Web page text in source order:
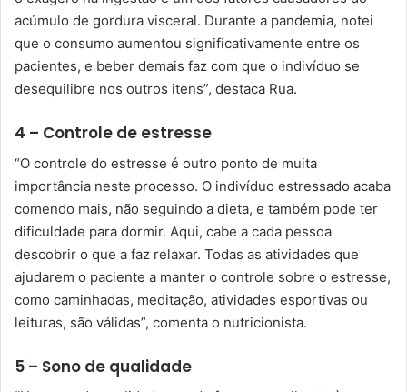
acúmulo de gordura visceral. Durante a pandemia, notei
que o consumo aumentou significativamente entre os
pacientes, e beber demais faz com que o indivíduo se
desequilibre nos outros itens”, destaca Rua.
4 – Controle de estresse
“O controle do estresse é outro ponto de muita
importância neste processo. O indivíduo estressado acaba
comendo mais, não seguindo a dieta, e também pode ter
dificuldade para dormir. Aqui, cabe a cada pessoa
descobrir o que a faz relaxar. Todas as atividades que
ajudarem o paciente a manter o controle sobre o estresse,
como caminhadas, meditação, atividades esportivas ou
leituras, são válidas”, comenta o nutricionista.
5 – Sono de qualidade